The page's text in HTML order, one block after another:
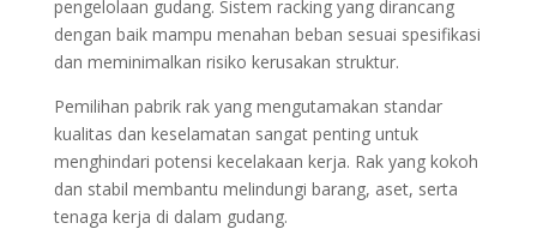
pengelolaan gudang. Sistem racking yang dirancang
dengan baik mampu menahan beban sesuai spesifikasi
dan meminimalkan risiko kerusakan struktur.
Pemilihan pabrik rak yang mengutamakan standar
kualitas dan keselamatan sangat penting untuk
menghindari potensi kecelakaan kerja. Rak yang kokoh
dan stabil membantu melindungi barang, aset, serta
tenaga kerja di dalam gudang.